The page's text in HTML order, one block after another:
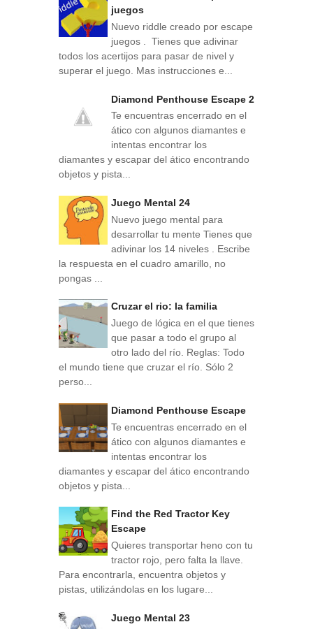
juegos
Nuevo riddle creado por escape
juegos . Tienes que adivinar
todos los acertijos para pasar de nivel y
superar el juego. Mas instrucciones e...
Diamond Penthouse Escape 2
Te encuentras encerrado en el
ático con algunos diamantes e
intentas encontrar los
diamantes y escapar del ático encontrando
objetos y pista...
Juego Mental 24
Nuevo juego mental para
desarrollar tu mente Tienes que
adivinar los 14 niveles . Escribe
la respuesta en el cuadro amarillo, no
pongas ...
Cruzar el rio: la familia
Juego de lógica en el que tienes
que pasar a todo el grupo al
otro lado del río. Reglas: Todo
el mundo tiene que cruzar el río. Sólo 2
perso...
Diamond Penthouse Escape
Te encuentras encerrado en el
ático con algunos diamantes e
intentas encontrar los
diamantes y escapar del ático encontrando
objetos y pista...
Find the Red Tractor Key
Escape
Quieres transportar heno con tu
tractor rojo, pero falta la llave.
Para encontrarla, encuentra objetos y
pistas, utilizándolas en los lugare...
Juego Mental 23